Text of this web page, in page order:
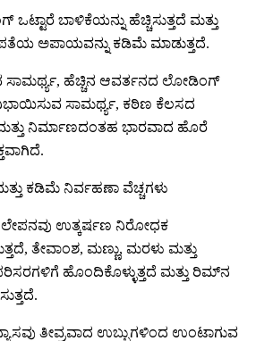
ಒಟ್ಟಾರೆ ಬಾಳಿಕೆಯನ್ನು ಹೆಚ್ಚಿಸುತ್ತದೆ ಮತ್ತು
ಅಪಾಯವನ್ನು ಕಡಿಮೆ ಮಾಡುತ್ತದೆ.
ಸಾಮರ್ಥ್ಯ, ಹೆಚ್ಚಿನ ಆವರ್ತನದ ಲೋಡಿಂಗ್
ಸಾಮರ್ಥ್ಯ, ಕಠಿಣ ಕೆಲಸದ
ನಿರ್ಮಾಣದಂತಹ ಭಾರವಾದ ಹೊರೆ
ಕಡಿಮೆ ನಿರ್ವಹಣಾ ವೆಚ್ಚಗಳು
ಲೇಪನವು ಉತ್ಕರ್ಷಣ ನಿರೋಧಕ
ತೇವಾಂಶ, ಮಣ್ಣು, ಮರಳು ಮತ್ತು
ಹೊಂದಿಕೊಳ್ಳುತ್ತದೆ ಮತ್ತು ರಿಮ್‌ನ
ತೀವ್ರವಾದ ಉಬ್ಬುಗಳಿಂದ ಉಂಟಾಗುವ